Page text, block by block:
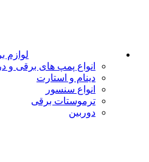
لوازم
انواع پمپ های برقی و
دینام و استارت
انواع سنسور
ترموستات برقی
دوربین